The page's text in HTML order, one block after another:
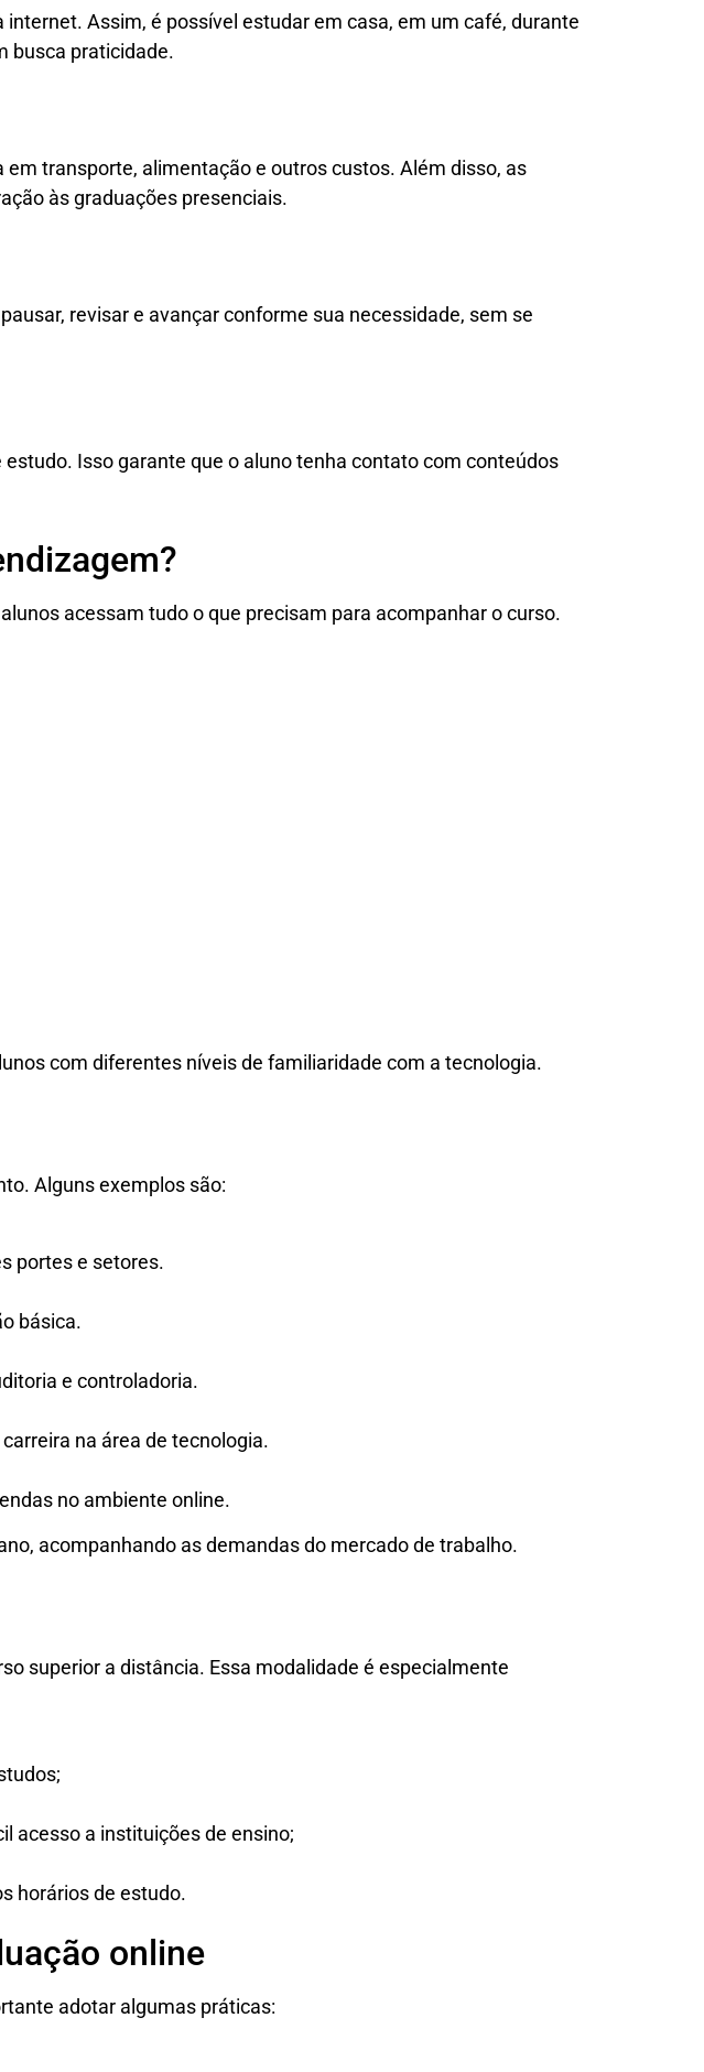
Assim, é possível estudar em casa, em um café, durante
busca praticidade.
transporte, alimentação e outros custos. Além disso, as
às graduações presenciais.
revisar e avançar conforme sua necessidade, sem se
Isso garante que o aluno tenha contato com conteúdos
acessam tudo o que precisam para acompanhar o curso.
com diferentes níveis de familiaridade com a tecnologia.
Alguns exemplos são:
portes e setores.
básica.
e controladoria.
na área de tecnologia.
no ambiente online.
acompanhando as demandas do mercado de trabalho.
superior a distância. Essa modalidade é especialmente
acesso a instituições de ensino;
horários de estudo.
online
adotar algumas práticas: